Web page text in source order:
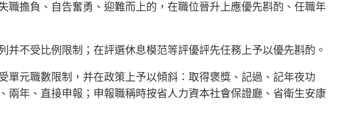
擔負、自告奮勇、迎難而上的，在職位晉升上應優先斟酌、任職年
不受比例限制；在評選休息模范等評優評先任務上予以優先斟酌。
元職數限制，并在政策上予以傾斜：取得褒獎、記過、記年夜功
兩年、直接申報；申報職稱時按省人力資本社會保證廳、省衛生安康